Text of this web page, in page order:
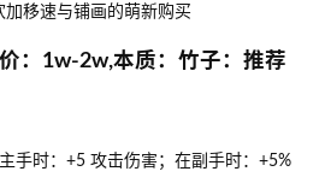
移速与铺画的萌新购买
：1w-2w,本质：竹子：推荐
手时：+5 攻击伤害；在副手时：+5%